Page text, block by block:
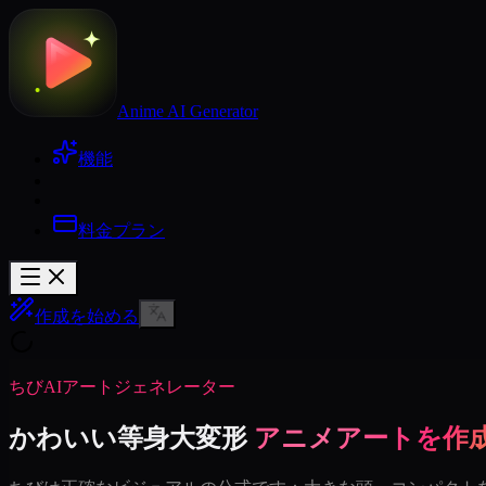
Anime AI Generator
機能
料金プラン
作成を始める
ちびAIアートジェネレーター
かわいい等身大変形 アニメアートを作